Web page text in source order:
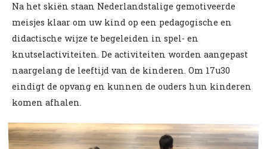
Na het skiën staan Nederlandstalige gemotiveerde
meisjes klaar om uw kind op een pedagogische en
didactische wijze te begeleiden in spel- en
knutselactiviteiten. De activiteiten worden aangepast
naargelang de leeftijd van de kinderen. Om 17u30
eindigt de opvang en kunnen de ouders hun kinderen
komen afhalen.